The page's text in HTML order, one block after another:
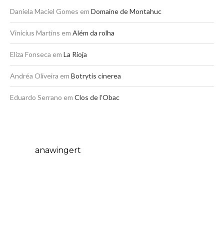
Daniela Maciel Gomes em Domaine de Montahuc
Vinicius Martins em Além da rolha
Eliza Fonseca em La Rioja
Andréa Oliveira em Botrytis cinerea
Eduardo Serrano em Clos de l’Obac
anawingert